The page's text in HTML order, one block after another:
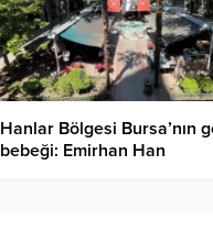
Hanlar Bölgesi Bursa’nın
bebeği: Emirhan Han